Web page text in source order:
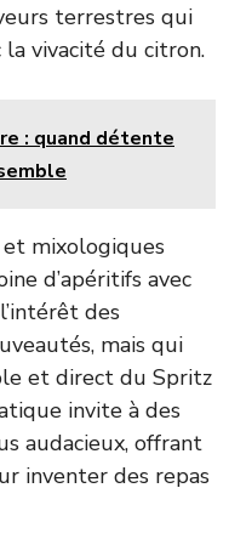
terrestres qui
vivacité du citron.
: quand détente
et mixologiques
d’apéritifs avec
des
mais qui
et direct du Spritz
invite à des
audacieux, offrant
inventer des repas